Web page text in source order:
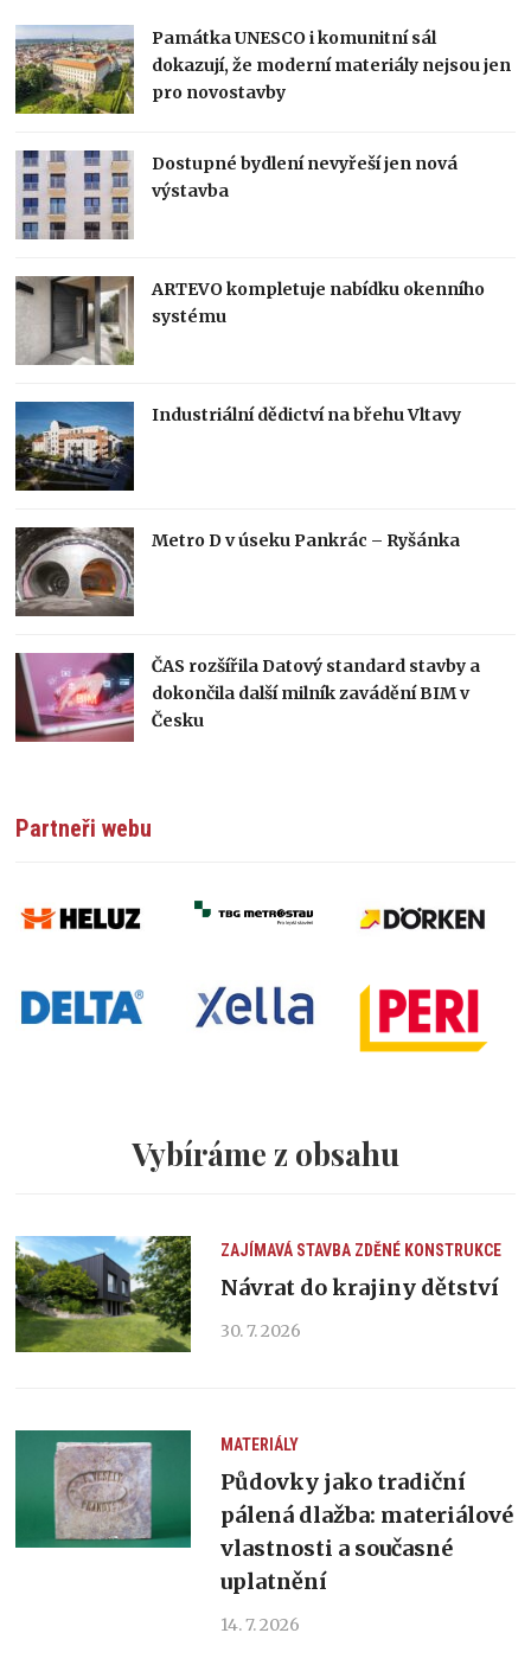
Památka UNESCO i komunitní sál
dokazují, že moderní materiály nejsou jen
pro novostavby
Dostupné bydlení nevyřeší jen nová
výstavba
ARTEVO kompletuje nabídku okenního
systému
Industriální dědictví na břehu Vltavy
Metro D v úseku Pankrác – Ryšánka
ČAS rozšířila Datový standard stavby a
dokončila další milník zavádění BIM v
Česku
Partneři webu
Vybíráme z obsahu
ZAJÍMAVÁ STAVBA ZDĚNÉ KONSTRUKCE
Návrat do krajiny dětství
30. 7. 2026
MATERIÁLY
Půdovky jako tradiční
pálená dlažba: materiálové
vlastnosti a současné
uplatnění
14. 7. 2026